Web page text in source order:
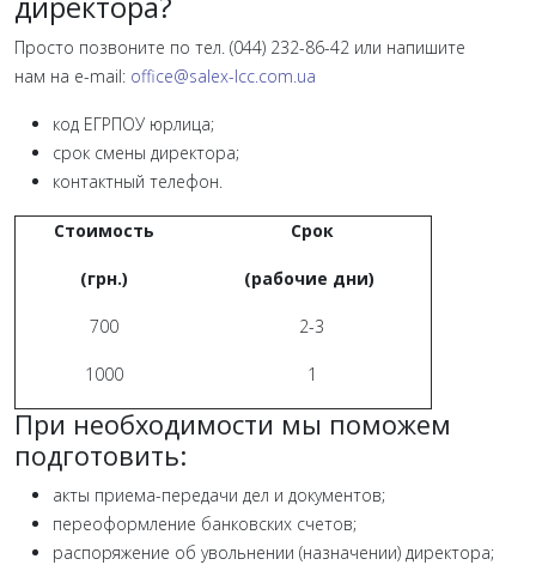
Просто позвоните по тел. (044) 232-86-42 или напишите
нам на e-mail: office@salex-lcc.com.ua
код ЕГРПОУ юрлица;
срок смены директора;
контактный телефон.
Стоимость
(грн.)
Срок
(рабочие дни)
700 2-3
1000 1
При необходимости мы поможем
подготовить:
акты приема-передачи дел и документов;
переоформление банковских счетов;
распоряжение об увольнении (назначении) директора;